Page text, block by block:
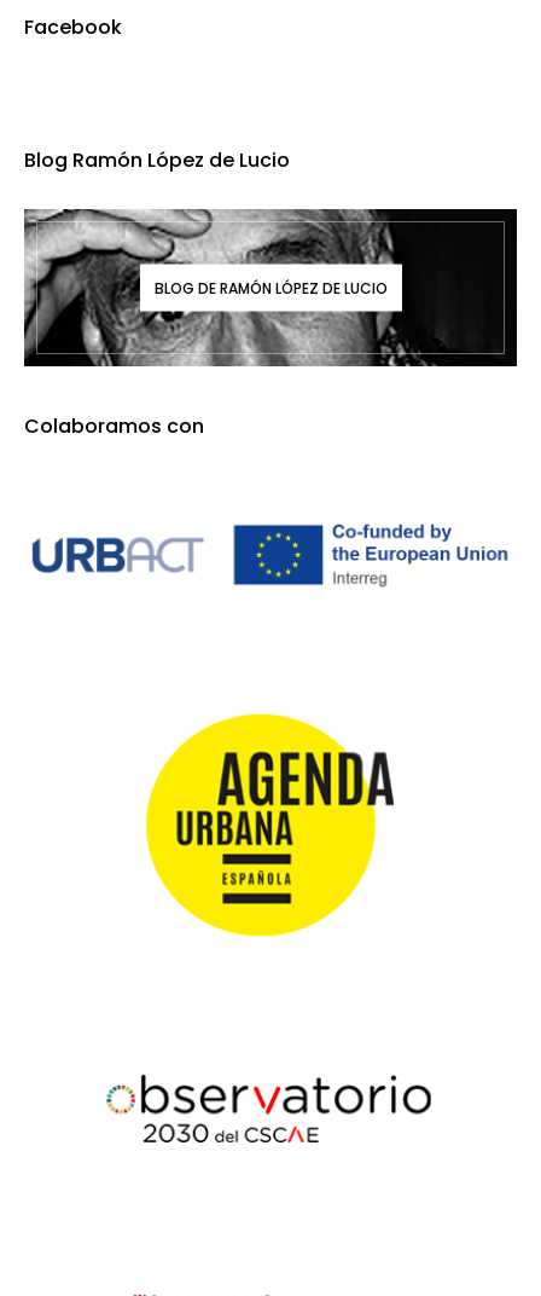
Facebook
Blog Ramón López de Lucio
BLOG DE RAMÓN LÓPEZ DE LUCIO
Colaboramos con